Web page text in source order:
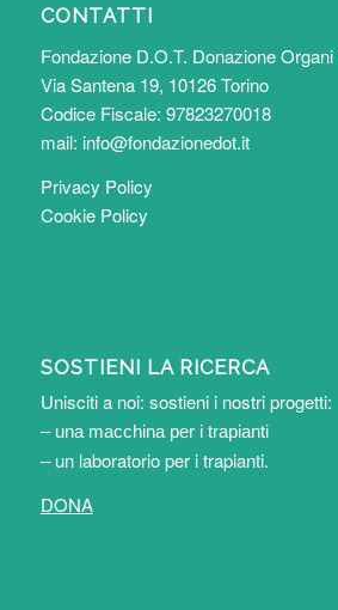
CONTATTI
Fondazione D.O.T. Donazione Organi
Via Santena 19, 10126 Torino
Codice Fiscale: 97823270018
mail: info@fondazionedot.it
Privacy Policy
Cookie Policy
SOSTIENI LA RICERCA
Unisciti a noi: sostieni i nostri progetti:
– una macchina per i trapianti
– un laboratorio per i trapianti.
DONA